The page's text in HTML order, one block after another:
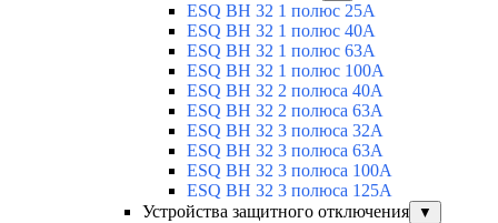
ESQ ВН 32 1 полюс 25А
ESQ ВН 32 1 полюс 40А
ESQ ВН 32 1 полюс 63А
ESQ ВН 32 1 полюс 100A
ESQ ВН 32 2 полюса 40А
ESQ ВН 32 2 полюса 63А
ESQ ВН 32 3 полюса 32А
ESQ ВН 32 3 полюса 63А
ESQ ВН 32 3 полюса 100А
ESQ ВН 32 3 полюса 125А
Устройства защитного отключения
▼